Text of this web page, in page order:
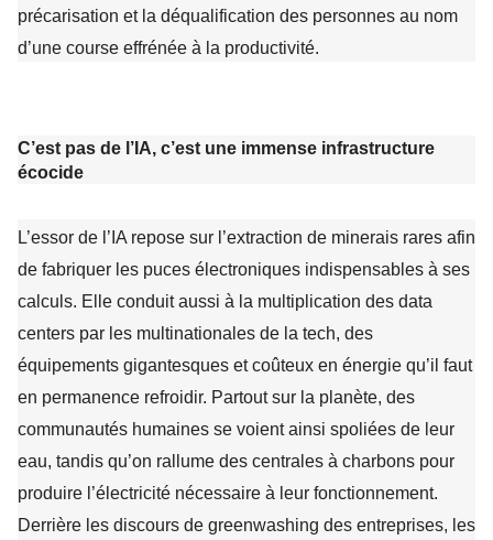
précarisation et la déqualification des personnes au nom
d’une course effrénée à la productivité.
C’est pas de l’IA, c’est une immense infrastructure
écocide
L’essor de l’IA repose sur l’extraction de minerais rares afin
de fabriquer les puces électroniques indispensables à ses
calculs. Elle conduit aussi à la multiplication des data
centers par les multinationales de la tech, des
équipements gigantesques et coûteux en énergie qu’il faut
en permanence refroidir. Partout sur la planète, des
communautés humaines se voient ainsi spoliées de leur
eau, tandis qu’on rallume des centrales à charbons pour
produire l’électricité nécessaire à leur fonctionnement.
Derrière les discours de greenwashing des entreprises, les